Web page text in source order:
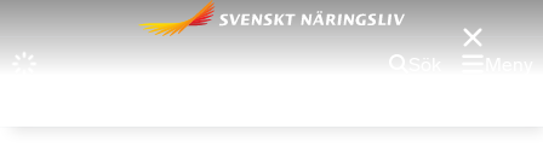
Sök Meny